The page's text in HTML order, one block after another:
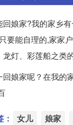
娘家?我的家乡
要能自理的,家家
灯、彩莲船之类
娘家呢？在我的
女儿 娘家